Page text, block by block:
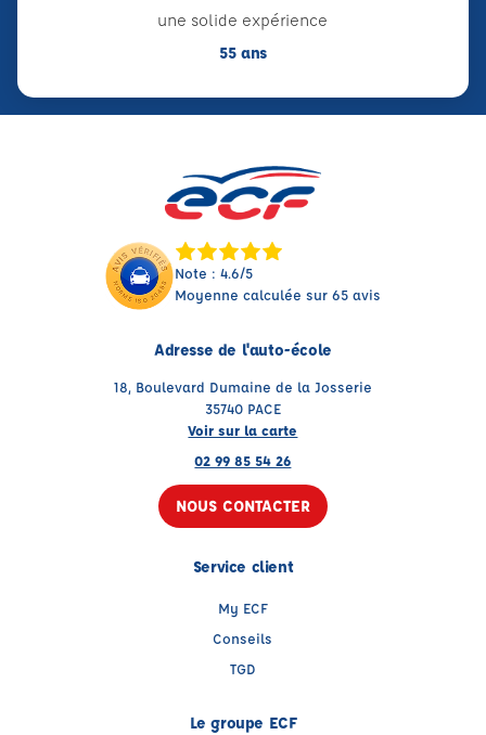
une solide expérience
55 ans
Note : 4.6/5
Moyenne calculée sur 65 avis
Adresse de l'auto-école
18, Boulevard Dumaine de la Josserie
35740 PACE
Voir sur la carte
02 99 85 54 26
NOUS CONTACTER
Service client
My ECF
Conseils
TGD
Le groupe ECF